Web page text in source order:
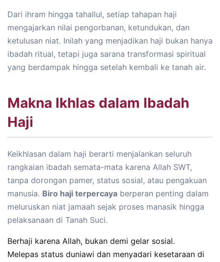
Dari ihram hingga tahallul, setiap tahapan haji
mengajarkan nilai pengorbanan, ketundukan, dan
ketulusan niat. Inilah yang menjadikan haji bukan hanya
ibadah ritual, tetapi juga sarana transformasi spiritual
yang berdampak hingga setelah kembali ke tanah air.
Makna Ikhlas dalam Ibadah
Haji
Keikhlasan dalam haji berarti menjalankan seluruh
rangkaian ibadah semata-mata karena Allah SWT,
tanpa dorongan pamer, status sosial, atau pengakuan
manusia. Biro haji terpercaya berperan penting dalam
meluruskan niat jamaah sejak proses manasik hingga
pelaksanaan di Tanah Suci.
Berhaji karena Allah, bukan demi gelar sosial.
Melepas status duniawi dan menyadari kesetaraan di